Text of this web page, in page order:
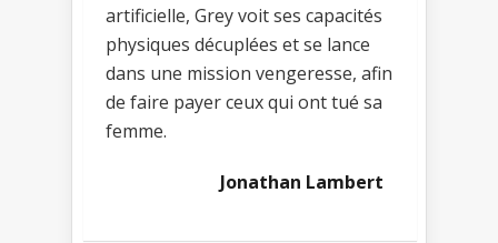
artificielle, Grey voit ses capacités
physiques décuplées et se lance
dans une mission vengeresse, afin
de faire payer ceux qui ont tué sa
femme.
Jonathan Lambert